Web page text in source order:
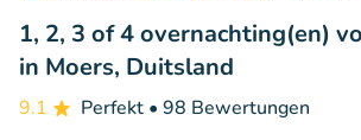
1, 2, 3 of 4 overnachting(en)
in Moers, Duitsland
9.1 Perfekt • 98 Bewertungen